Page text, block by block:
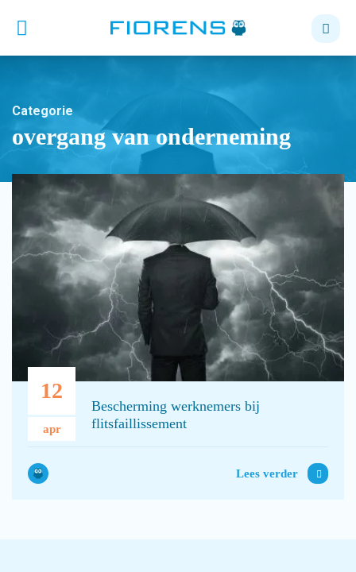
Categorie
overgang van onderneming
12
apr
Bescherming werknemers bij
flitsfaillissement
Lees verder